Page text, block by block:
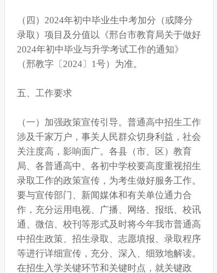
（四）2024年初中毕业生中考加分（或降分
录取）项目及分值以《邢台市教育局关于做好
2024年初中毕业与升学考试工作的通知》
（邢教字〔2024〕1号）为准。
五、工作要求
（一）加强政策宣传引导。普通高中招生工作
涉及千家万户，事关人民群众切身利益，社会
关注度高，影响面广。各县（市、区）教育
局、各普通高中、各初中学校要高度重视招生
录取工作的政策宣传，为考生做好服务工作。
要与宣传部门、新闻媒体和有关单位通力合
作，充分运用电视、广播、网络、报纸、校讯
通、微信、校刊等形式及时将今年我市普通高
中招生政策、招生录取、志愿填报、录取程序
等进行详细宣传，充分、深入、细致地解读。
在招生入学关键环节和关键时点，就关键政